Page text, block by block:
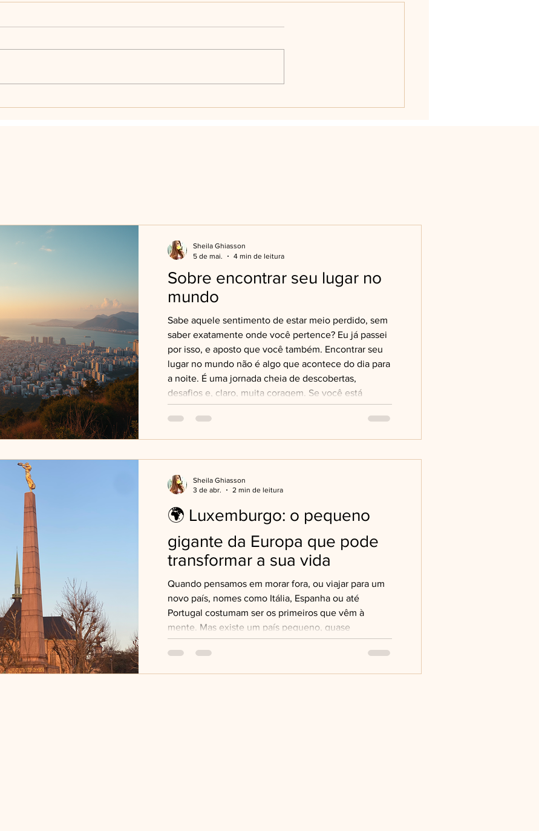
Sobre encontrar seu lugar no
mundo
Sabe aquele sentimento de estar meio perdido, sem
saber exatamente onde você pertence? Eu já passei
por isso, e aposto que você também. Encontrar seu
lugar no mundo não é algo que acontece do dia para
a noite. É uma jornada cheia de descobertas,
desafios e, claro, muita coragem. Se você está
pensando em mudar de país, buscar novas
experiências ou simplesmente quer se sentir mais
Sheila Ghiasson
5 de mai.
4 min de leitura
🌍 Luxemburgo: o pequeno
gigante da Europa que pode
transformar a sua vida
Quando pensamos em morar fora, ou viajar para um
novo país, nomes como Itália, Espanha ou até
Portugal costumam ser os primeiros que vêm à
mente. Mas existe um país pequeno, quase
escondido no mapa, que surpreende em todos os
sentidos: Luxembourg. E depois de visitar esse lugar
Sheila Ghiasson
3 de abr.
2 min de leitura